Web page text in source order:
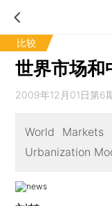
比较
世界市场和
2009年12月01日第6
World
Urbanization